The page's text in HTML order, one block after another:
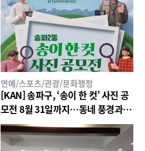
연예/스포츠/관광/문화행정
[KAN] 송파구, ‘송이 한 컷’ 사진 공
모전 8월 31일까지…동네 풍경과
일상 공모